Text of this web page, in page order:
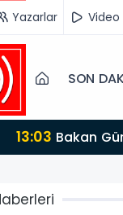
Yazarlar Video
SON
13:03
Düzenlemeye